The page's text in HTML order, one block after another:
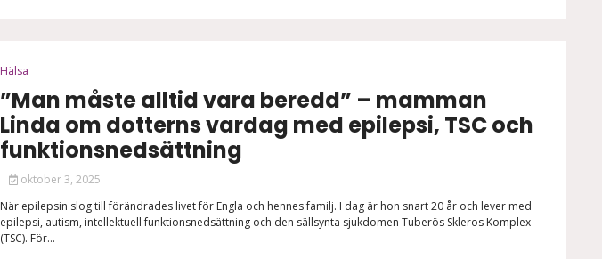
Hälsa
”Man måste alltid vara beredd” – mamman
Linda om dotterns vardag med epilepsi, TSC och
funktionsnedsättning
oktober 3, 2025
När epilepsin slog till förändrades livet för Engla och hennes familj. I dag är hon snart 20 år och lever med
epilepsi, autism, intellektuell funktionsnedsättning och den sällsynta sjukdomen Tuberös Skleros Komplex
(TSC). För...